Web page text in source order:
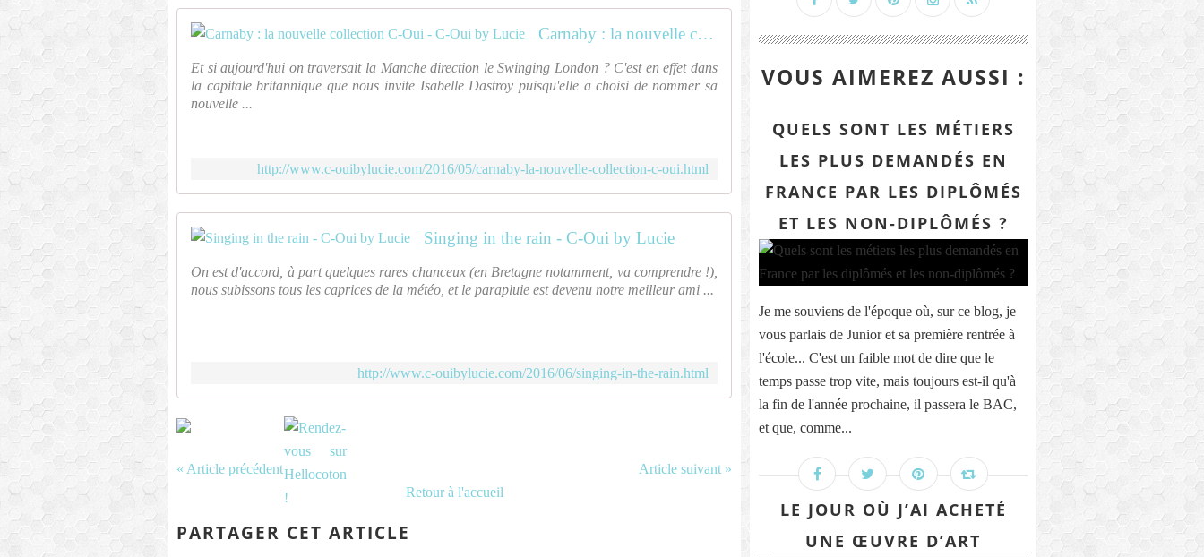
Carnaby : la nouvelle collection C-Oui - C-Oui by Lucie
Et si aujourd'hui on traversait la Manche direction le Swinging London ? C'est en effet dans
la capitale britannique que nous invite Isabelle Dastroy puisqu'elle a choisi de nommer sa
nouvelle ...
http://www.c-ouibylucie.com/2016/05/carnaby-la-nouvelle-collection-c-oui.html
Singing in the rain - C-Oui by Lucie
On est d'accord, à part quelques rares chanceux (en Bretagne notamment, va comprendre !),
nous subissons tous les caprices de la météo, et le parapluie est devenu notre meilleur ami ...
http://www.c-ouibylucie.com/2016/06/singing-in-the-rain.html
« Article précédent
Article suivant »
Retour à l'accueil
PARTAGER CET ARTICLE
VOUS AIMEREZ AUSSI :
QUELS SONT LES MÉTIERS
LES PLUS DEMANDÉS EN
FRANCE PAR LES DIPLÔMÉS
ET LES NON-DIPLÔMÉS ?
Je me souviens de l'époque où, sur ce blog, je
vous parlais de Junior et sa première rentrée à
l'école... C'est un faible mot de dire que le
temps passe trop vite, mais toujours est-il qu'à
la fin de l'année prochaine, il passera le BAC,
et que, comme...
LE JOUR OÙ J’AI ACHETÉ
UNE ŒUVRE D’ART